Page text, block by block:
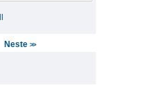
Neste >>